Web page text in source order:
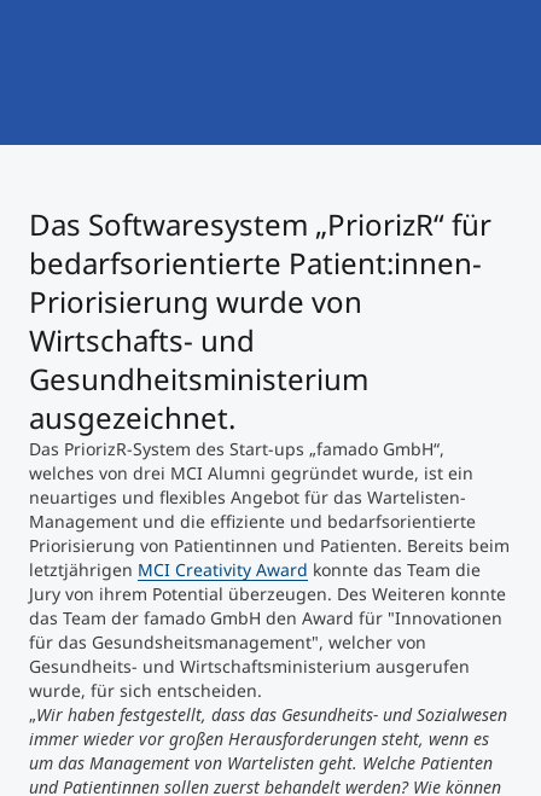
Micro Credentials
Masterclasses
Management-Seminare
Technische Weiterbildung
Maßgeschneiderte Programme
Studienberatung
Executive Education Finder
Das Softwaresystem „PriorizR“ für
bedarfsorientierte Patient:innen-
Priorisierung wurde von
Wirtschafts- und
Gesundheitsministerium
ausgezeichnet.
Das PriorizR-System des Start-ups „famado GmbH“,
welches von drei MCI Alumni gegründet wurde, ist ein
neuartiges und flexibles Angebot für das Wartelisten-
Management und die effiziente und bedarfsorientierte
Priorisierung von Patientinnen und Patienten. Bereits beim
letztjährigen MCI Creativity Award konnte das Team die
Jury von ihrem Potential überzeugen. Des Weiteren konnte
das Team der famado GmbH den Award für "Innovationen
für das Gesundsheitsmanagement", welcher von
Gesundheits- und Wirtschaftsministerium ausgerufen
wurde, für sich entscheiden.
„Wir haben festgestellt, dass das Gesundheits- und Sozialwesen
immer wieder vor großen Herausforderungen steht, wenn es
um das Management von Wartelisten geht. Welche Patienten
und Patientinnen sollen zuerst behandelt werden? Wie können